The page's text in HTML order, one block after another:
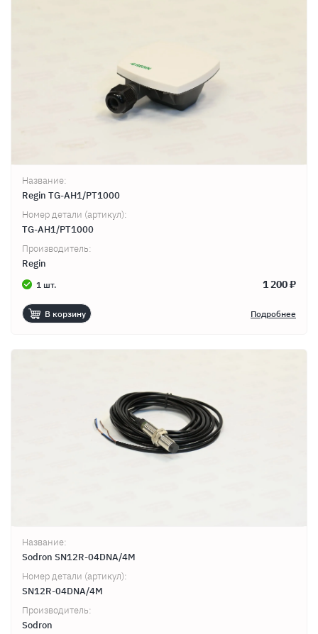
Название:
Regin TG-AH1/PT1000
Номер детали (артикул):
TG-AH1/PT1000
Производитель:
Regin
1 шт. 1 200 ₽
В корзину Подробнее
Название:
Sodron SN12R-04DNA/4M
Номер детали (артикул):
SN12R-04DNA/4M
Производитель:
Sodron